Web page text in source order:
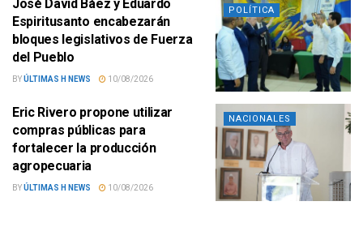
POLÍTICA
José David Báez y Eduardo
Espiritusanto encabezarán
bloques legislativos de Fuerza
del Pueblo
BYÚLTIMAS H NEWS 10/08/2026
NACIONALES
Eric Rivero propone utilizar
compras públicas para
fortalecer la producción
agropecuaria
BYÚLTIMAS H NEWS 10/08/2026